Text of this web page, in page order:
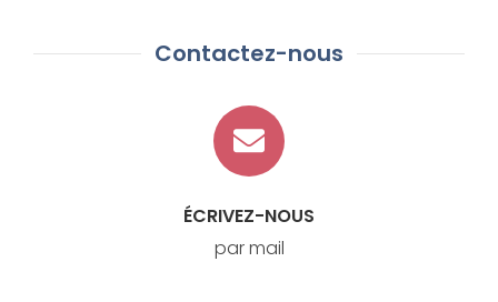
Contactez-nous
ÉCRIVEZ-NOUS
par mail